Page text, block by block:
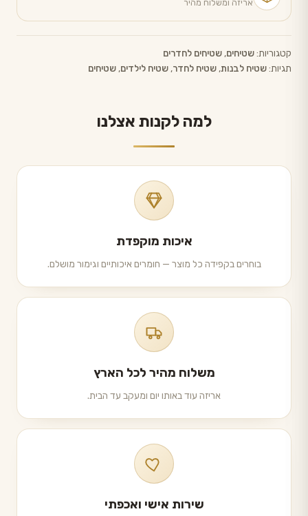
אריזה ומשלוח מהיר
קטגוריות:שטיחים, שטיחים לחדרים
תגיות:שטיח לבנות, שטיח לחדר, שטיח לילדים, שטיחים
למה לקנות אצלנו
איכות מוקפדת
בוחרים בקפידה כל מוצר — חומרים איכותיים וגימור מושלם.
משלוח מהיר לכל הארץ
אריזה עוד באותו יום ומעקב עד הבית.
שירות אישי ואכפתי